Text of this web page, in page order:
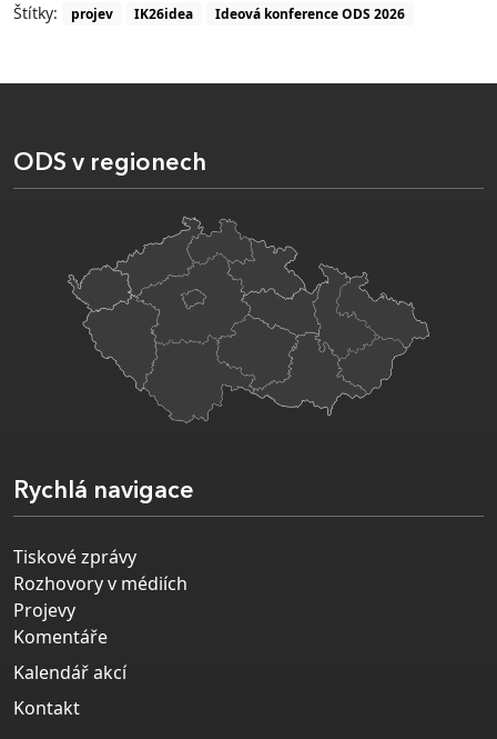
Štítky: projev IK26idea Ideová konference ODS 2026
ODS v regionech
Rychlá navigace
Tiskové zprávy
Rozhovory v médiích
Projevy
Komentáře
Kalendář akcí
Kontakt